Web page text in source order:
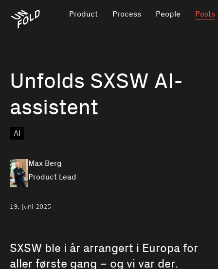
Product Process People Posts
Unfolds SXSW AI-
assistent
AI
Max Berg
Product Lead
19. juni 2025
SXSW ble i år arrangert i Europa for
aller første gang – og vi var der.